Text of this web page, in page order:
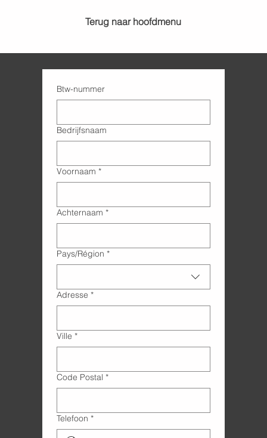
Terug naar hoofdmenu
Btw-nummer
Bedrijfsnaam
Voornaam *
Achternaam *
Adres met meerdere regels
Pays/Région *
Adresse *
Ville *
Code Postal *
Telefoon *